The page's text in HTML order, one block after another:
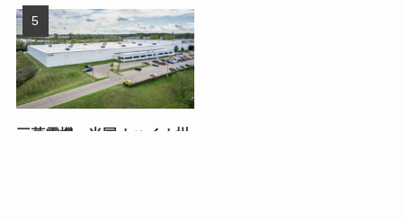
三菱電機、米国オハイオ州